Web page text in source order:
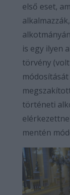
első eset,
is egy ilyen
törvény
történeti
mentén